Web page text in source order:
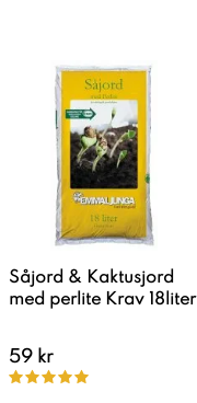
Såjord & Kaktusjord
med perlite Krav 18liter
59 kr